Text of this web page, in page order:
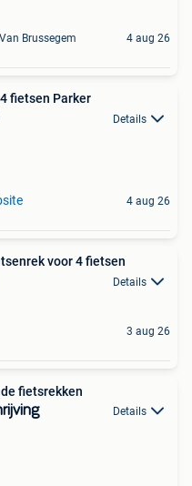
Brussegem 4 aug 26
fietsen Parker
Details
4 aug 26
voor 4 fietsen
Details
3 aug 26
fietsrekken
Details